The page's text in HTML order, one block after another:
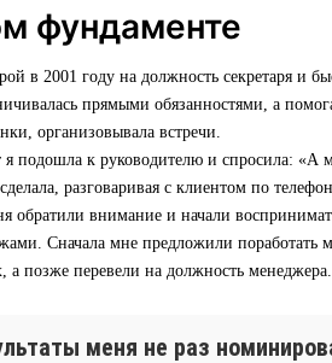
фундаменте
в 2001 году на должность секретаря и
прямыми обязанностями, а
организовывала встречи.
подошла к руководителю и спросила: «А
разговаривая с клиентом по
обратили внимание и начали
Сначала мне предложили поработать
а позже перевели на должность менеджера.
меня не раз